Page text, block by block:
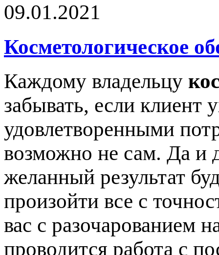
09.01.2021
Косметологическое
Каждому владельцу
забывать, если клиент
удовлетворенными
возможно не сам. Да и
желанный результат
произойти все с
вас с разочарованием
проводится работа с